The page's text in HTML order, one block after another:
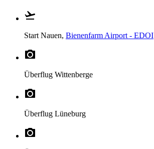
Start Nauen, Bienenfarm Airport - EDOI
Überflug Wittenberge
Überflug Lüneburg